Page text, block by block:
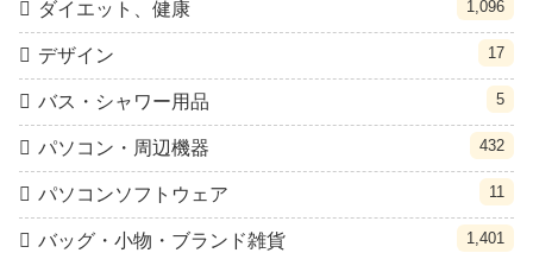
ダイエット、健康 1,096
デザイン 17
バス・シャワー用品 5
パソコン・周辺機器 432
パソコンソフトウェア 11
バッグ・小物・ブランド雑貨 1,401